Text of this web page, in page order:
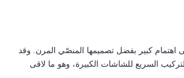
اهتمام كبير بفضل تصميمها المنصّي المرن.
وقد
السريع للشاشات الكبيرة، وهو ما لاقى